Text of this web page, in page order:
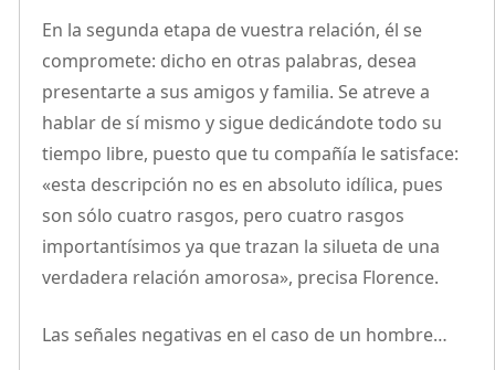
En la segunda etapa de vuestra relación, él se
compromete: dicho en otras palabras, desea
presentarte a sus amigos y familia. Se atreve a
hablar de sí mismo y sigue dedicándote todo su
tiempo libre, puesto que tu compañía le satisface:
«esta descripción no es en absoluto idílica, pues
son sólo cuatro rasgos, pero cuatro rasgos
importantísimos ya que trazan la silueta de una
verdadera relación amorosa», precisa Florence.
Las señales negativas en el caso de un hombre…